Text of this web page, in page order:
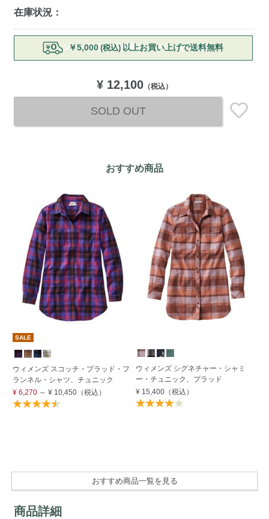
在庫状況：
Add
cart
￥5,000 (税込) 以上お買い上げで送料無料
¥ 12,100 （税込）
SOLD OUT
おすすめ商品
SALE
ウィメンズ スコッチ・プラッド・フ
ランネル・シャツ、チュニック
¥ 6,270～ ¥ 10,450（税込）
ウィメンズ シグネチャー・シャミ
ー・チュニック、プラッド
¥ 15,400 （税込）
おすすめ商品一覧を見る
商品詳細